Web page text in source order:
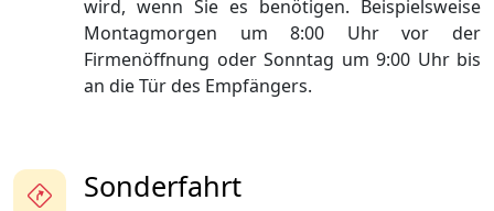
Sonderfahrt
wird, wenn Sie es benötigen. Beispielsweise
Montagmorgen um 8:00 Uhr vor der
Firmenöffnung oder Sonntag um 9:00 Uhr bis
an die Tür des Empfängers.